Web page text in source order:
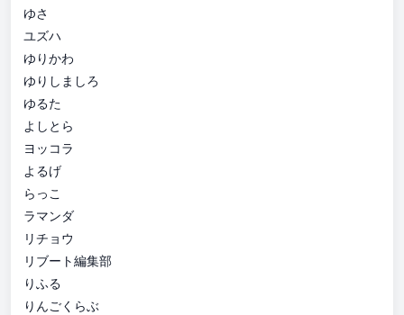
ゆさ
ユズハ
ゆりかわ
ゆりしましろ
ゆるた
よしとら
ヨッコラ
よるげ
らっこ
ラマンダ
リチョウ
リブート編集部
りふる
りんごくらぶ